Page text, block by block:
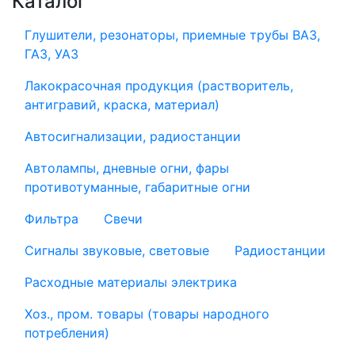
Глушители, резонаторы, приемные трубы ВАЗ,
ГАЗ, УАЗ
Лакокрасочная продукция (растворитель,
антигравий, краска, материал)
Автосигнализации, радиостанции
Автолампы, дневные огни, фары
противотуманные, габаритные огни
Фильтра
Свечи
Сигналы звуковые, световые
Радиостанции
Расходные материалы электрика
Хоз., пром. товары (товары народного
потребления)